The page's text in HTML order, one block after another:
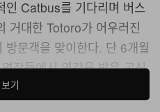
인 Catbus를 기다리며 버스
거대한 Totoro가 어우러진
문객을 맞이한다. 단 6개월
작들에서 영감을 받은 공식
볼 수 있다:
기